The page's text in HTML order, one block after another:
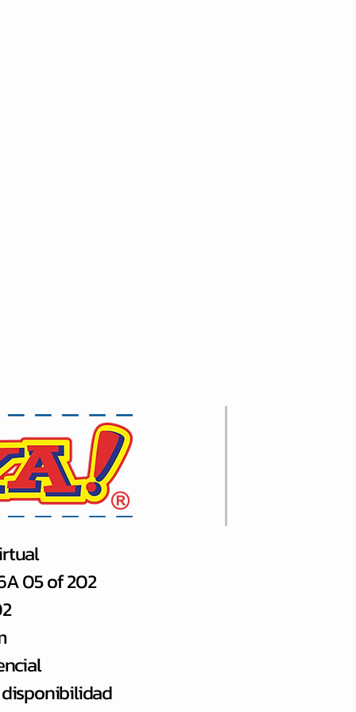
05 of 202